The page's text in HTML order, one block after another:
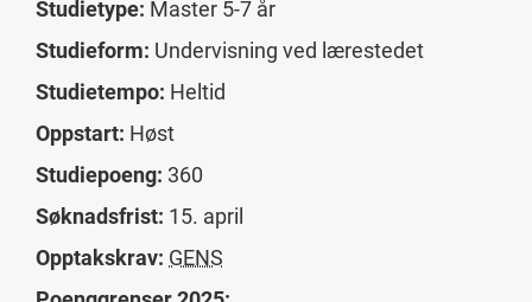
Studietype: Master 5-7 år
Studieform: Undervisning ved lærestedet
Studietempo: Heltid
Oppstart: Høst
Studiepoeng: 360
Søknadsfrist: 15. april
Opptakskrav: GENS